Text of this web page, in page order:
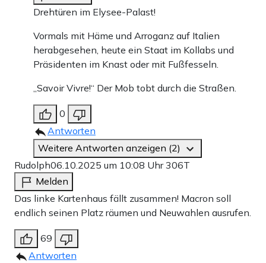
Drehtüren im Elysee-Palast!
Vormals mit Häme und Arroganz auf Italien
herabgesehen, heute ein Staat im Kollabs und
Präsidenten im Knast oder mit Fußfesseln.
„Savoir Vivre!“ Der Mob tobt durch die Straßen.
0
Antworten
Weitere Antworten anzeigen (2)
Rudolph06.10.2025 um 10:08 Uhr306T
Melden
Das linke Kartenhaus fällt zusammen! Macron soll
endlich seinen Platz räumen und Neuwahlen ausrufen.
69
Antworten